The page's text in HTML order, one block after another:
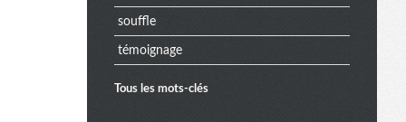
souffle
témoignage
Tous les mots-clés